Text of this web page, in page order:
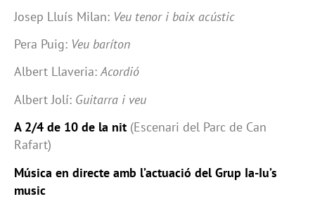
Josep Lluís Milan: Veu tenor i baix acústic
Pera Puig: Veu baríton
Albert Llaveria:Acordió
Albert Jolí: Guitarra i veu
A 2/4 de 10 de la nit (Escenari del Parc de Can
Rafart)
Música en directe amb l’actuació del Grup Ia-Iu’s
music